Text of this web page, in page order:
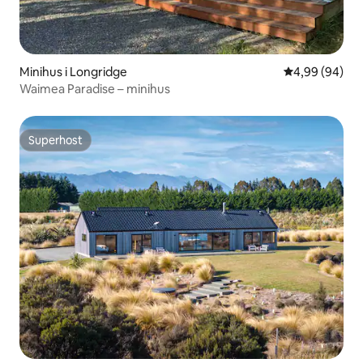
Minihus i Longridge 4,99 av 5 i
4,99 (94)
Waimea Paradise – minihus
Superhost
Superhost